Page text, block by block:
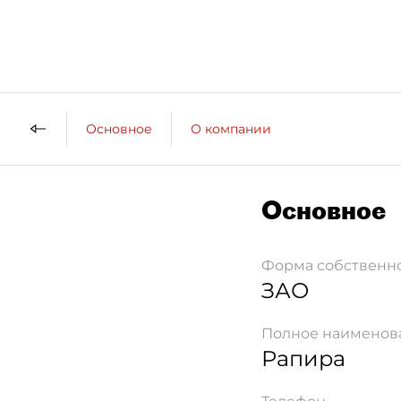
Основное О компании
Основное
Форма
ЗАО
Полное
Рапира